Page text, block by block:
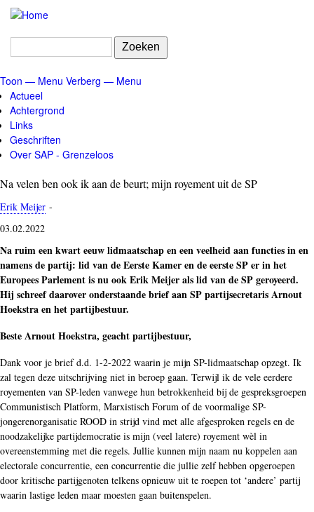
Overslaan
naar
gaan
Zoeken
Menu
Toon — Menu Verberg — Menu
Actueel
Achtergrond
Links
Geschriften
Over SAP - Grenzeloos
Na velen ben ook ik aan de beurt; mijn royement uit de SP
Erik Meijer -
03.02.2022
Na ruim een kwart eeuw lidmaatschap en een veelheid aan functies in en
namens de partij: lid van de Eerste Kamer en de eerste SP er in het
Europees Parlement is nu ook Erik Meijer als lid van de SP geroyeerd.
Hij schreef daarover onderstaande brief aan SP partijsecretaris Arnout
Hoekstra en het partijbestuur.
Beste Arnout Hoekstra, geacht partijbestuur,
Dank voor je brief d.d. 1-2-2022 waarin je mijn SP-lidmaatschap opzegt. Ik
zal tegen deze uitschrijving niet in beroep gaan. Terwijl ik de vele eerdere
royementen van SP-leden vanwege hun betrokkenheid bij de gespreksgroepen
Communistisch Platform, Marxistisch Forum of de voormalige SP-
jongerenorganisatie ROOD in strijd vind met alle afgesproken regels en de
noodzakelijke partijdemocratie is mijn (veel latere) royement wèl in
overeenstemming met die regels. Jullie kunnen mijn naam nu koppelen aan
electorale concurrentie, een concurrentie die jullie zelf hebben opgeroepen
door kritische partijgenoten telkens opnieuw uit te roepen tot ‘andere’ partij
waarin lastige leden maar moesten gaan buitenspelen.